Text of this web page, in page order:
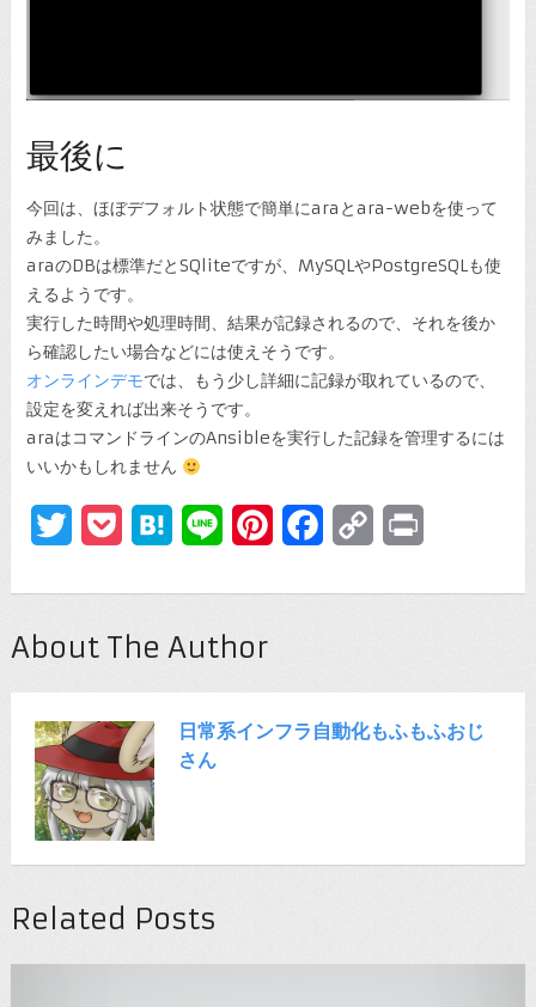
最後に
今回は、ほぼデフォルト状態で簡単にaraとara-webを使って
みました。
araのDBは標準だとSQliteですが、MySQLやPostgreSQLも使
えるようです。
実行した時間や処理時間、結果が記録されるので、それを後か
ら確認したい場合などには使えそうです。
オンラインデモでは、もう少し詳細に記録が取れているので、
設定を変えれば出来そうです。
araはコマンドラインのAnsibleを実行した記録を管理するには
いいかもしれません
TwitterPocketHatenaLine PinterestFacebook
Copy
About The Author
日常系インフラ自動化もふもふおじ
さん
Related Posts